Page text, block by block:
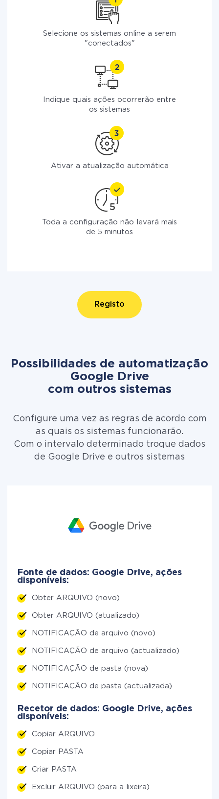
Selecione os sistemas online a serem
"conectados"
Indique quais ações ocorrerão entre
os sistemas
Ativar a atualização automática
Toda a configuração não levará mais
de 5 minutos
Registo
Possibilidades de automatização
Google Drive
com outros sistemas
Configure uma vez as regras de acordo com
as quais os sistemas funcionarão.
Com o intervalo determinado troque dados
de Google Drive e outros sistemas
Fonte de dados: Google Drive, ações
disponíveis:
Obter ARQUIVO (novo)
Obter ARQUIVO (atualizado)
NOTIFICAÇÃO de arquivo (novo)
NOTIFICAÇÃO de arquivo (actualizado)
NOTIFICAÇÃO de pasta (nova)
NOTIFICAÇÃO de pasta (actualizada)
Recetor de dados: Google Drive, ações
disponíveis:
Copiar ARQUIVO
Copiar PASTA
Criar PASTA
Excluir ARQUIVO (para a lixeira)